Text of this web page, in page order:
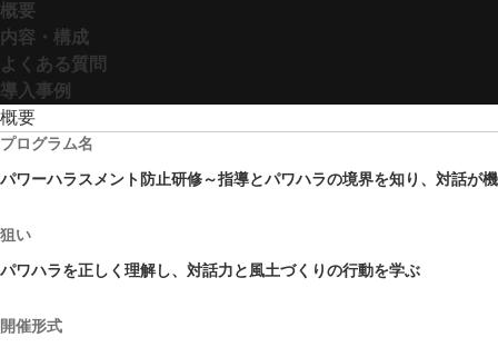
概要
内容・構成
よくある質問
導入事例
概要
プログラム名
パワーハラスメント防止研修～指導とパワハラの境界を知り、対話が
狙い
パワハラを正しく理解し、対話力と風土づくりの行動を学ぶ
開催形式